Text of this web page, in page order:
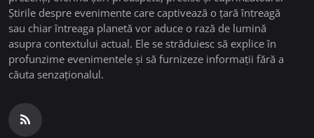
Știrile despre evenimente care captivează o țară întreagă
sau chiar întreaga planetă vor aduce o rază de lumină
asupra contextului actual. Ele se străduiesc să explice în
profunzime evenimentele și să furnizeze informații fără a
căuta senzaționalul.